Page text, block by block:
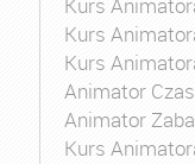
Kurs
Kurs
Kurs
Animator
Animator
Kurs